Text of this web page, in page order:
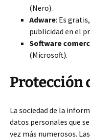
(Nero).
Adware: Es
publicidad en el
Software
(Microsoft).
Protección
La sociedad de la
datos personales que
vez más numerosos.